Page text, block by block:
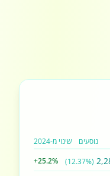
נוסעים שינוי מ-2024
(12.37%)
+25.2%